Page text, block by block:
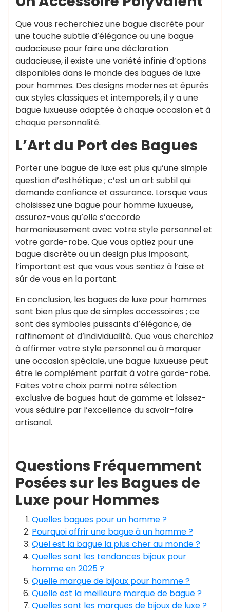
Que vous recherchiez une bague discrète pour
une touche subtile d’élégance ou une bague
audacieuse pour faire une déclaration
audacieuse, il existe une variété infinie d’options
disponibles dans le monde des bagues de luxe
pour hommes. Des designs modernes et épurés
aux styles classiques et intemporels, il y a une
bague luxueuse adaptée à chaque occasion et à
chaque personnalité.
L’Art du Port des Bagues
Porter une bague de luxe est plus qu’une simple
question d’esthétique ; c’est un art subtil qui
demande confiance et assurance. Lorsque vous
choisissez une bague pour homme luxueuse,
assurez-vous qu’elle s’accorde
harmonieusement avec votre style personnel et
votre garde-robe. Que vous optiez pour une
bague discrète ou un design plus imposant,
l’important est que vous vous sentiez à l’aise et
sûr de vous en la portant.
En conclusion, les bagues de luxe pour hommes
sont bien plus que de simples accessoires ; ce
sont des symboles puissants d’élégance, de
raffinement et d’individualité. Que vous cherchiez
à affirmer votre style personnel ou à marquer
une occasion spéciale, une bague luxueuse peut
être le complément parfait à votre garde-robe.
Faites votre choix parmi notre sélection
exclusive de bagues haut de gamme et laissez-
vous séduire par l’excellence du savoir-faire
artisanal.
Questions Fréquemment
Posées sur les Bagues de
Luxe pour Hommes
Quelles bagues pour un homme ?
Pourquoi offrir une bague à un homme ?
Quel est la bague la plus cher au monde ?
Quelles sont les tendances bijoux pour
homme en 2025 ?
Quelle marque de bijoux pour homme ?
Quelle est la meilleure marque de bague ?
Quelles sont les marques de bijoux de luxe ?